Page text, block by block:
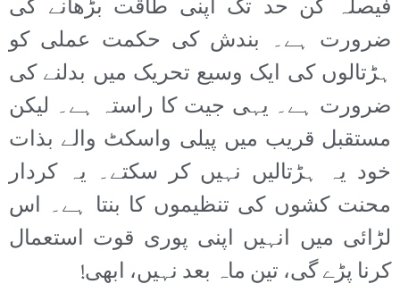
فیصلہ کن حد تک اپنی طاقت بڑھانے کی
ضرورت ہے۔ بندش کی حکمت عملی کو
ہڑتالوں کی ایک وسیع تحریک میں بدلنے کی
ضرورت ہے۔ یہی جیت کا راستہ ہے۔ لیکن
مستقبل قریب میں پیلی واسکٹ والے بذات
خود یہ ہڑتالیں نہیں کر سکتے۔ یہ کردار
محنت کشوں کی تنظیموں کا بنتا ہے۔ اس
لڑائی میں انہیں اپنی پوری قوت استعمال
کرنا پڑے گی، تین ماہ بعد نہیں، ابھی!